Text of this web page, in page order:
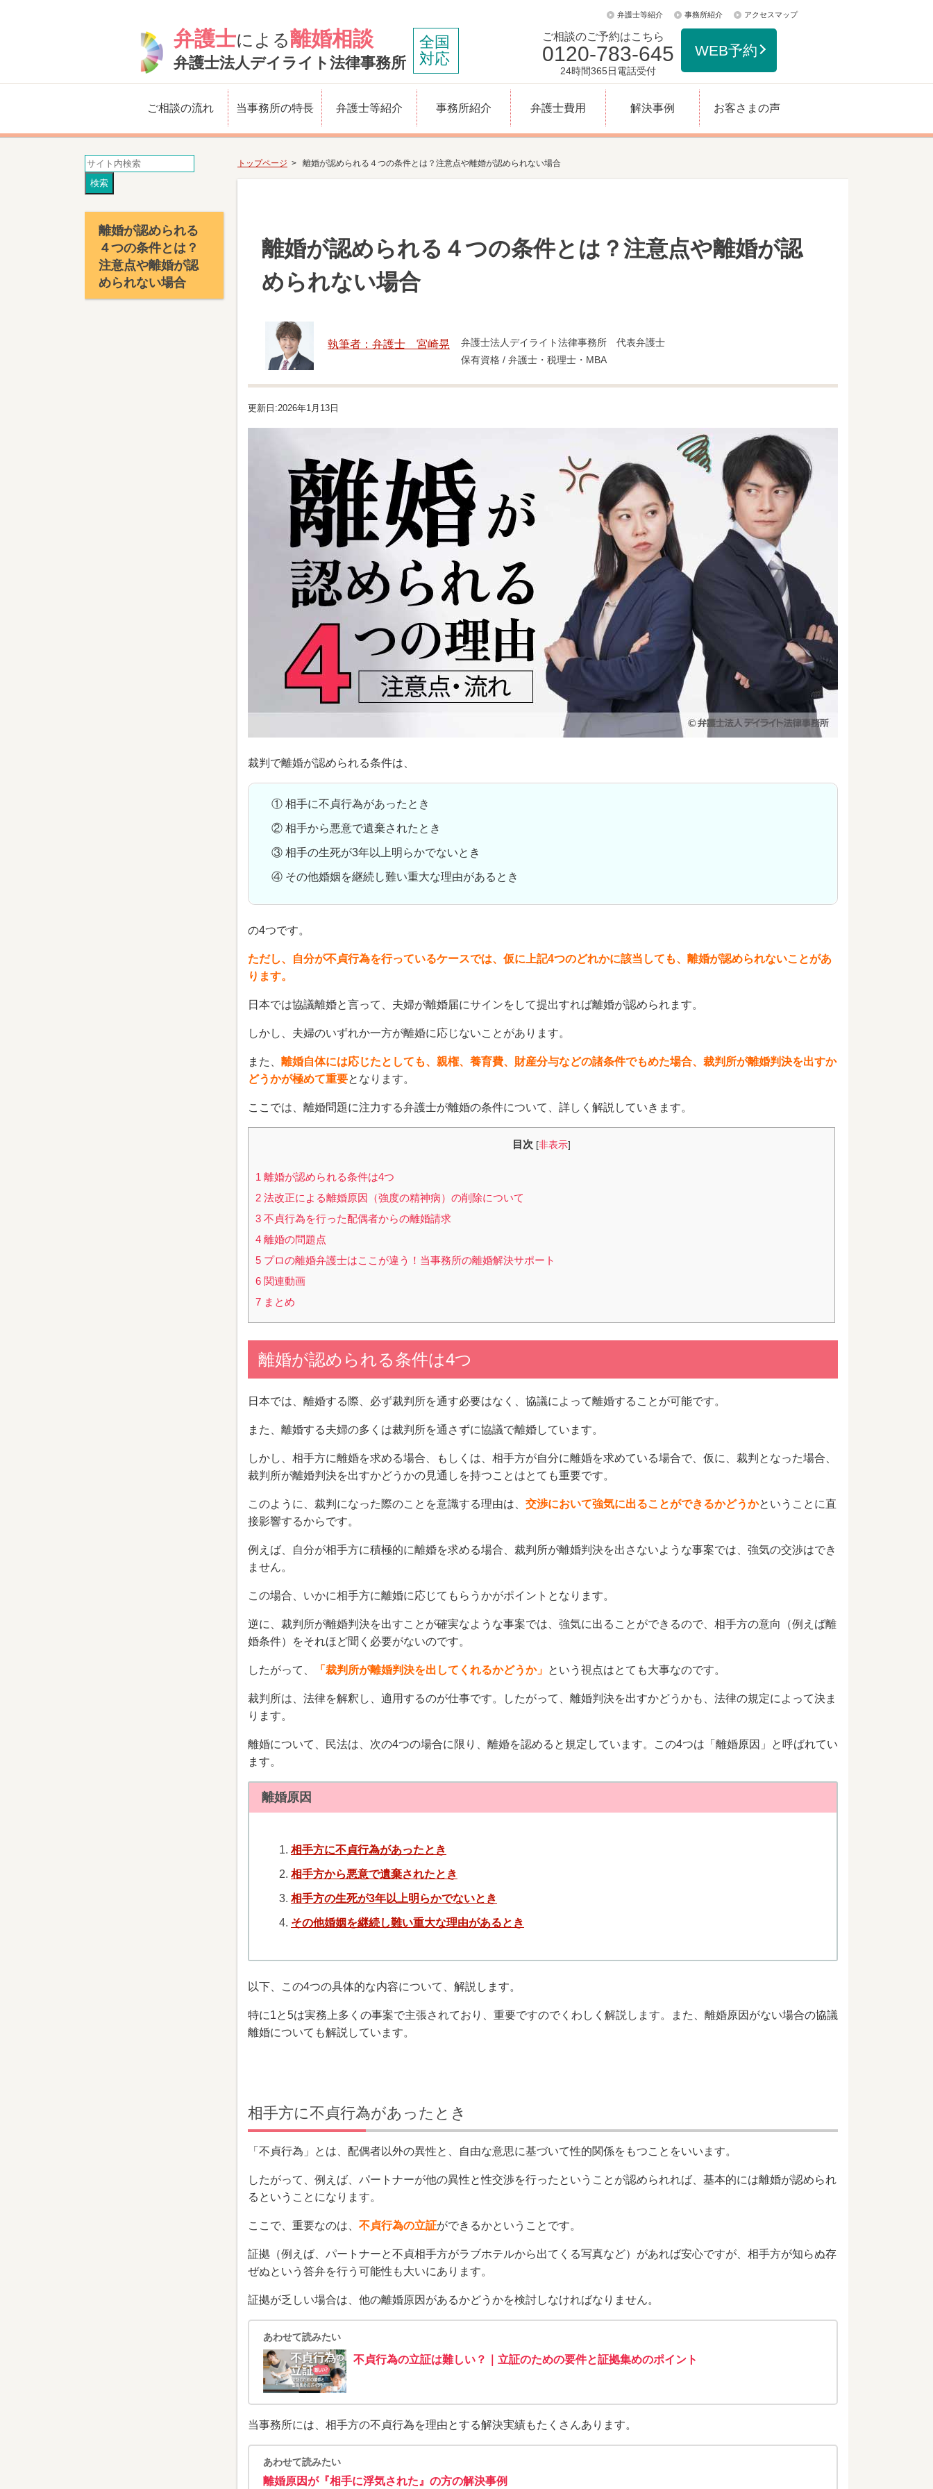
弁護士による離婚相談
弁護士法人デイライト法律事務所
全国
対応
ご相談のご予約はこちら
0120-783-645
24時間365日電話受付
WEB予約
弁護士等紹介 事務所紹介 アクセスマップ
ご相談の流れ 当事務所の特長 弁護士等紹介 事務所紹介 弁護士費用 解決事例 お客さまの声
トップページ 離婚が認められる４つの条件とは？注意点や離婚が認められない場合
離婚が認められる４つの条件とは？注意点や離婚が認
められない場合
執筆者：弁護士 宮崎晃
弁護士法人デイライト法律事務所 代表弁護士
保有資格 / 弁護士・税理士・MBA
更新日:2026年1月13日
裁判で離婚が認められる条件は、
① 相手に不貞行為があったとき
② 相手から悪意で遺棄されたとき
③ 相手の生死が3年以上明らかでないとき
④ その他婚姻を継続し難い重大な理由があるとき
の4つです。
ただし、自分が不貞行為を行っているケースでは、仮に上記4つのどれかに該当しても、離婚が認められないことがあ
ります。
日本では協議離婚と言って、夫婦が離婚届にサインをして提出すれば離婚が認められます。
しかし、夫婦のいずれか一方が離婚に応じないことがあります。
また、 離婚自体には応じたとしても、親権、養育費、財産分与などの諸条件でもめた場合、裁判所が離婚判決を出すか
どうかが極めて重要となります。
ここでは、離婚問題に注力する弁護士が離婚の条件について、詳しく解説していきます。
目次 [非表示]
1 離婚が認められる条件は4つ
2 法改正による離婚原因（強度の精神病）の削除について
3 不貞行為を行った配偶者からの離婚請求
4 離婚の問題点
5 プロの離婚弁護士はここが違う！当事務所の離婚解決サポート
6 関連動画
7 まとめ
離婚が認められる条件は4つ
日本では、離婚する際、必ず裁判所を通す必要はなく、協議によって離婚することが可能です。
また、離婚する夫婦の多くは裁判所を通さずに協議で離婚しています。
しかし、相手方に離婚を求める場合、もしくは、相手方が自分に離婚を求めている場合で、仮に、裁判となった場合、
裁判所が離婚判決を出すかどうかの見通しを持つことはとても重要です。
このように、裁判になった際のことを意識する理由は、 交渉において強気に出ることができるかどうかということに直
接影響するからです。
例えば、自分が相手方に積極的に離婚を求める場合、裁判所が離婚判決を出さないような事案では、強気の交渉はでき
ません。
この場合、いかに相手方に離婚に応じてもらうかがポイントとなります。
逆に、裁判所が離婚判決を出すことが確実なような事案では、強気に出ることができるので、相手方の意向（例えば離
婚条件）をそれほど聞く必要がないのです。
したがって、 「裁判所が離婚判決を出してくれるかどうか」 という視点はとても大事なのです。
裁判所は、法律を解釈し、適用するのが仕事です。したがって、離婚判決を出すかどうかも、法律の規定によって決ま
ります。
離婚について、民法は、次の4つの場合に限り、離婚を認めると規定しています。この4つは「離婚原因」と呼ばれてい
ます。
離婚原因
相手方に不貞行為があったとき
相手方から悪意で遺棄されたとき
相手方の生死が3年以上明らかでないとき
その他婚姻を継続し難い重大な理由があるとき
以下、この4つの具体的な内容について、解説します。
特に1と5は実務上多くの事案で主張されており、重要ですのでくわしく解説します。また、離婚原因がない場合の協議
離婚についても解説しています。
相手方に不貞行為があったとき
「不貞行為」とは、配偶者以外の異性と、自由な意思に基づいて性的関係をもつことをいいます。
したがって、例えば、パートナーが他の異性と性交渉を行ったということが認められれば、基本的には離婚が認められ
るということになります。
ここで、重要なのは、 不貞行為の立証ができるかということです。
証拠（例えば、パートナーと不貞相手方がラブホテルから出てくる写真など）があれば安心ですが、相手方が知らぬ存
ぜぬという答弁を行う可能性も大いにあります。
証拠が乏しい場合は、他の離婚原因があるかどうかを検討しなければなりません。
あわせて読みたい
不貞行為の立証は難しい？｜立証のための要件と証拠集めのポイント
当事務所には、相手方の不貞行為を理由とする解決実績もたくさんあります。
あわせて読みたい
離婚原因が『相手に浮気された』の方の解決事例
離婚が認められる
４つの条件とは？
注意点や離婚が認
められない場合